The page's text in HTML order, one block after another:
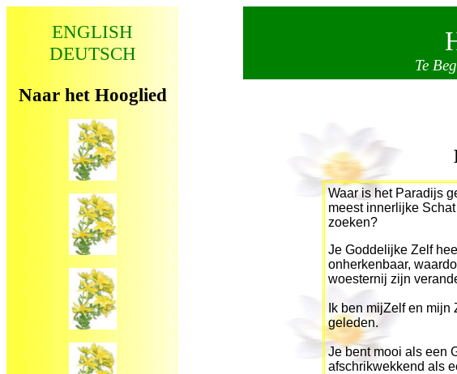
ENGLISH
DEUTSCH
Te
Naar het Hooglied
Waar is het Paradijs
meest innerlijke
zoeken?
Je Goddelijke Zelf
onherkenbaar,
woesternij zijn
Ik ben mijZelf en
geleden.
Je bent mooi als een
afschrikwekkend als